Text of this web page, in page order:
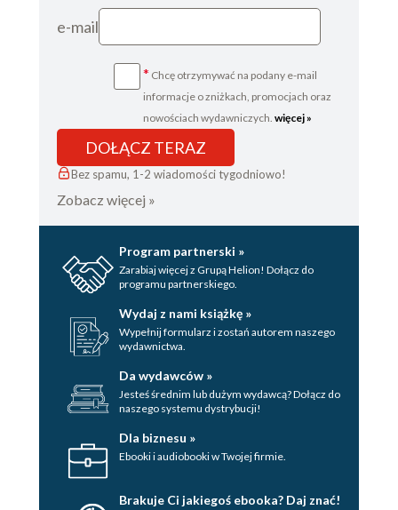
e-mail
* Chcę otrzymywać na podany e-mail
informacje o zniżkach, promocjach oraz
nowościach wydawniczych. więcej »
DOŁĄCZ TERAZ
Bez spamu, 1-2 wiadomości tygodniowo!
Zobacz więcej »
Program partnerski »
Zarabiaj więcej z Grupą Helion! Dołącz do
programu partnerskiego.
Wydaj z nami książkę »
Wypełnij formularz i zostań autorem naszego
wydawnictwa.
Da wydawców »
Jesteś średnim lub dużym wydawcą? Dołącz do
naszego systemu dystrybucji!
Dla biznesu »
Ebooki i audiobooki w Twojej firmie.
Brakuje Ci jakiegoś ebooka? Daj znać!